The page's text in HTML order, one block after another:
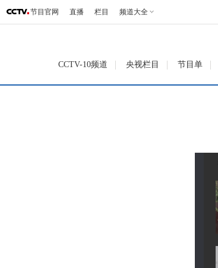
节目官网 直播 栏目 频道大全
CCTV-10频道 央视栏目 节目单